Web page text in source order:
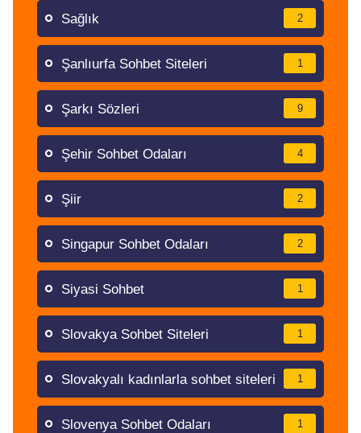
Sağlık 2
Şanlıurfa Sohbet Siteleri 1
Şarkı Sözleri 9
Şehir Sohbet Odaları 4
Şiir 2
Singapur Sohbet Odaları 2
Siyasi Sohbet 1
Slovakya Sohbet Siteleri 1
Slovakyalı kadınlarla sohbet siteleri 1
Slovenya Sohbet Odaları 1